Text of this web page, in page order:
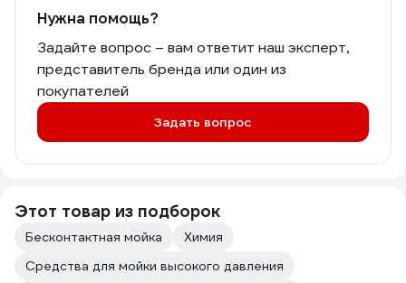
Нужна помощь?
Задайте вопрос – вам ответит наш эксперт,
представитель бренда или один из
покупателей
Задать вопрос
Этот товар из подборок
Бесконтактная мойка
Химия
Средства для мойки высокого давления